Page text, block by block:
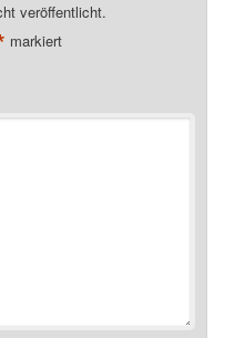
veröffentlicht.
markiert